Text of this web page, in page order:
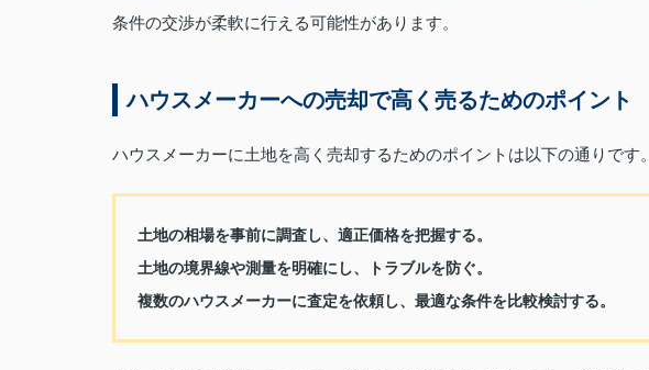
条件の交渉が柔軟に行える可能性があります。
ハウスメーカーへの売却で高く売るためのポイント
ハウスメーカーに土地を高く売却するためのポイントは以下の通りです。
土地の相場を事前に調査し、適正価格を把握する。
土地の境界線や測量を明確にし、トラブルを防ぐ。
複数のハウスメーカーに査定を依頼し、最適な条件を比較検討する。